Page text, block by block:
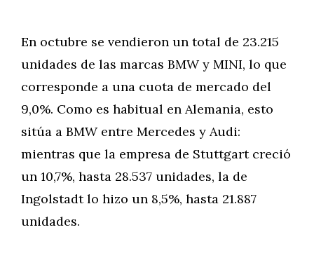
En octubre se vendieron un total de 23.215
unidades de las marcas BMW y MINI, lo que
corresponde a una cuota de mercado del
9,0%. Como es habitual en Alemania, esto
sitúa a BMW entre Mercedes y Audi:
mientras que la empresa de Stuttgart creció
un 10,7%, hasta 28.537 unidades, la de
Ingolstadt lo hizo un 8,5%, hasta 21.887
unidades.